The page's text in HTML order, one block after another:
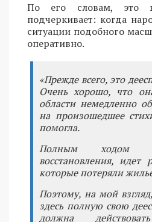
По его словам, это
подчеркивает: когда
ситуации подобного
оперативно.
«Прежде всего, это
Очень хорошо, что
области немедленно
на произошедшее
помогла.
Полным ходом
восстановления, идет
которые потеряли
Поэтому, на мой
здесь полную свою
должна